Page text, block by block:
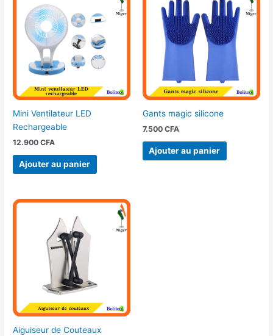
Mini Ventilateur LED
Rechargeable
12.900CFA
Ajouter au panier
Gants magic silicone
7.500 CFA
Ajouter au panier
Aiguiseur de Couteaux